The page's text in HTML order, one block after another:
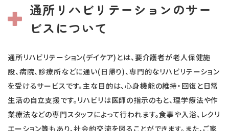
通所リハビリテーションのサー
ビスについて
通所リハビリテーション(デイケア)とは、要介護者が老人保健施
設、病院、診療所などに通い(日帰り)、専門的なリハビリテーション
を受けるサービスです。主な目的は、心身機能の維持・回復と日常
生活の自立支援です。リハビリは医師の指示のもと、理学療法や作
業療法などの専門スタッフによって行われます。食事や入浴、レクリ
エーション等もあり、社会的交流を図ることができます。また、ご家